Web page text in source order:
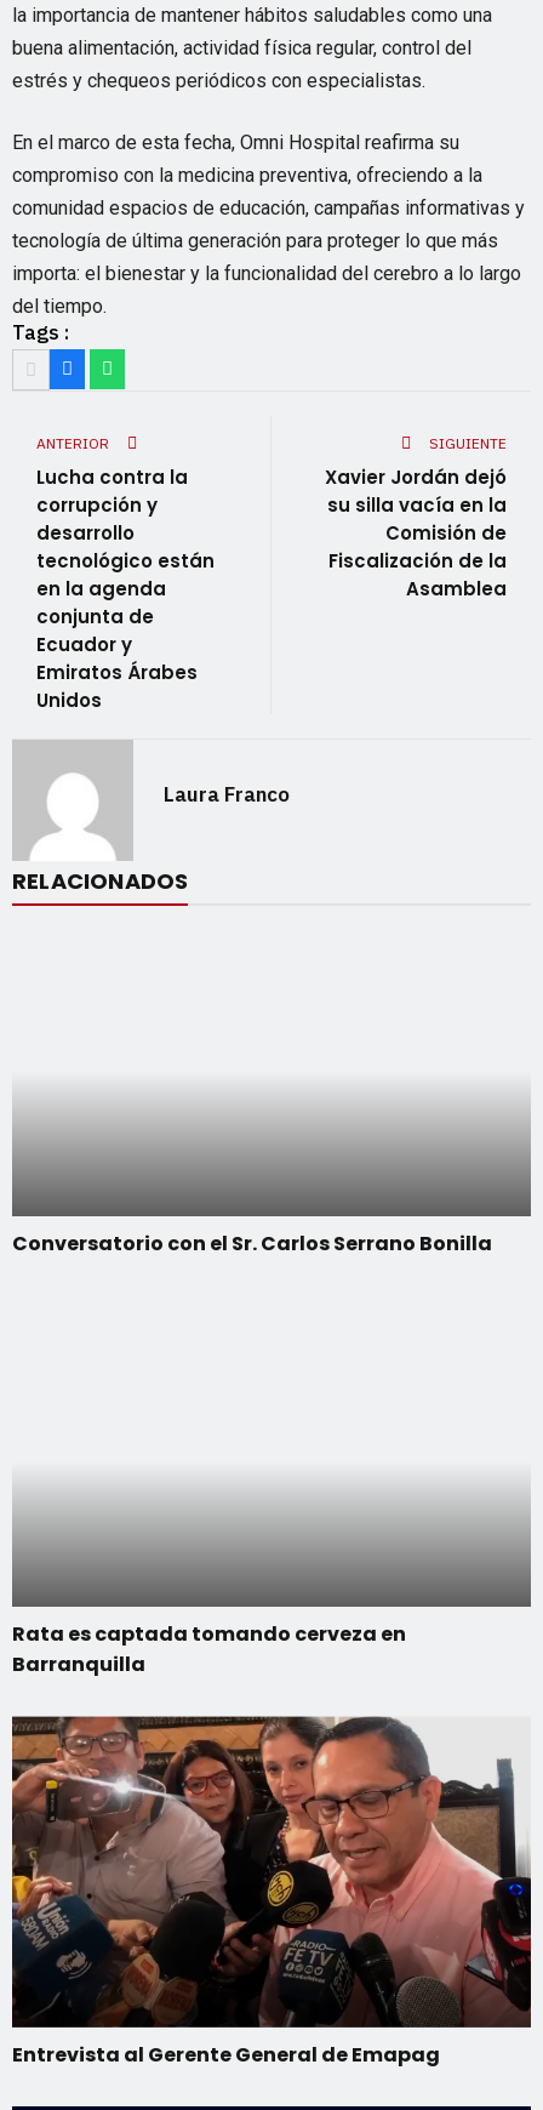
la importancia de mantener hábitos saludables como una
buena alimentación, actividad física regular, control del
estrés y chequeos periódicos con especialistas.
En el marco de esta fecha, Omni Hospital reafirma su
compromiso con la medicina preventiva, ofreciendo a la
comunidad espacios de educación, campañas informativas y
tecnología de última generación para proteger lo que más
importa: el bienestar y la funcionalidad del cerebro a lo largo
del tiempo.
Tags :
ANTERIOR
Lucha contra la
corrupción y
desarrollo
tecnológico están
en la agenda
conjunta de
Ecuador y
Emiratos Árabes
Unidos
SIGUIENTE
Xavier Jordán dejó
su silla vacía en la
Comisión de
Fiscalización de la
Asamblea
Laura Franco
RELACIONADOS
Conversatorio con el Sr. Carlos Serrano Bonilla
Rata es captada tomando cerveza en
Barranquilla
Entrevista al Gerente General de Emapag